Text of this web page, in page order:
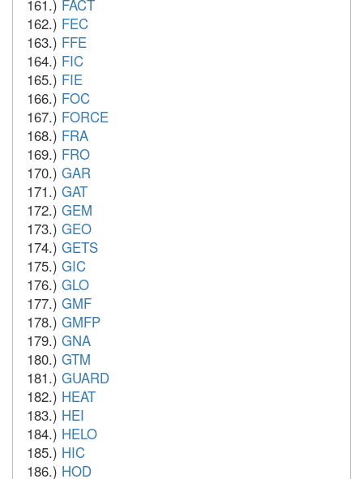
161.) FACT
162.) FEC
163.) FFE
164.) FIC
165.) FIE
166.) FOC
167.) FORCE
168.) FRA
169.) FRO
170.) GAR
171.) GAT
172.) GEM
173.) GEO
174.) GETS
175.) GIC
176.) GLO
177.) GMF
178.) GMFP
179.) GNA
180.) GTM
181.) GUARD
182.) HEAT
183.) HEI
184.) HELO
185.) HIC
186.) HOD